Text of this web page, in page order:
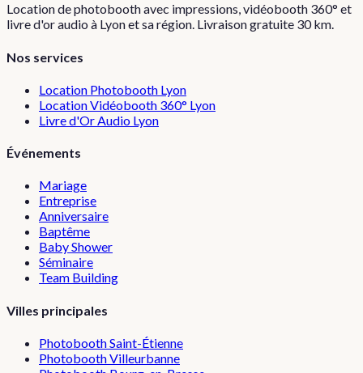
Location de photobooth avec impressions, vidéobooth 360° et
livre d'or audio à Lyon et sa région. Livraison gratuite 30 km.
Nos services
Location Photobooth Lyon
Location Vidéobooth 360° Lyon
Livre d'Or Audio Lyon
Événements
Mariage
Entreprise
Anniversaire
Baptême
Baby Shower
Séminaire
Team Building
Villes principales
PhotoboothSaint-Étienne
PhotoboothVilleurbanne